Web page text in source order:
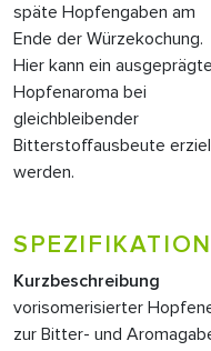
späte Hopfengaben am
Ende der Würzekochung.
Hier kann ein
Hopfenaroma bei
gleichbleibender
Bitterstoffausbeute
werden.
Kurzbeschreibung
vorisomerisierter
zur Bitter- und